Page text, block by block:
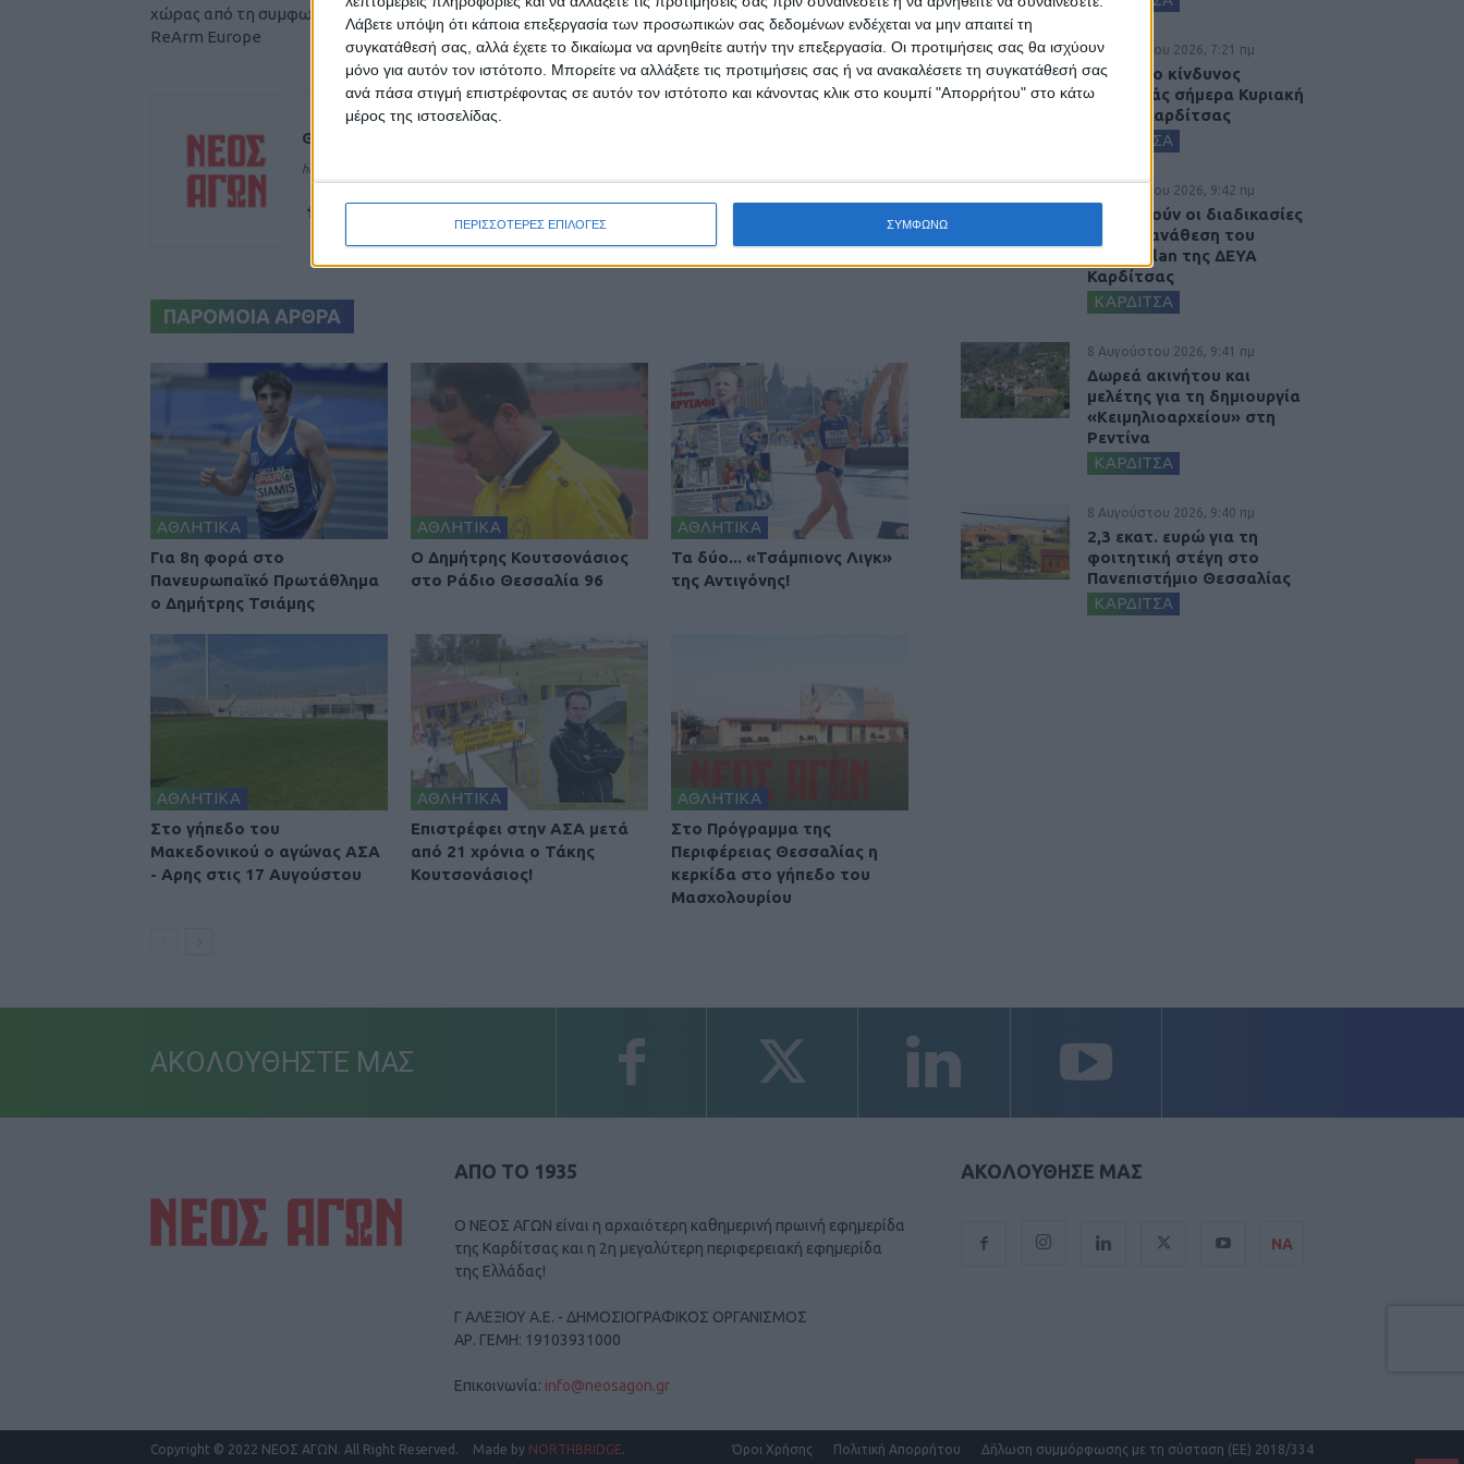
Λάβετε υπόψη ότι κάποια επεξεργασία των προσωπικών σας δεδομένων ενδέχεται να μην απαιτεί τη
συγκατάθεσή σας, αλλά έχετε το δικαίωμα να αρνηθείτε αυτήν την επεξεργασία. Οι προτιμήσεις σας θα ισχύουν
μόνο για αυτόν τον ιστότοπο. Μπορείτε να αλλάξετε τις προτιμήσεις σας ή να ανακαλέσετε τη συγκατάθεσή σας
ανά πάσα στιγμή επιστρέφοντας σε αυτόν τον ιστότοπο και κάνοντας κλικ στο κουμπί "Απορρήτου" στο κάτω
μέρος της ιστοσελίδας.
ΠΕΡΙΣΣΟΤΕΡΕΣ ΕΠΙΛΟΓΕΣ ΣΥΜΦΩΝΩ
χώρας από τη συμφωνία Mercosur και το
ReArm Europe
μετά από 16 χρόνια
Θεοδόσης Κατσάρας
https://neosagon.gr
ΠΑΡΟΜΟΙΑ ΑΡΘΡΑ
ΑΘΛΗΤΙΚΑ
Για 8η φορά στο
Πανευρωπαϊκό Πρωτάθλημα
ο Δημήτρης Τσιάμης
ΑΘΛΗΤΙΚΑ
Ο Δημήτρης Κουτσονάσιος
στο Ράδιο Θεσσαλία 96
ΑΘΛΗΤΙΚΑ
Τα δύο... «Τσάμπιονς Λιγκ»
της Αντιγόνης!
ΑΘΛΗΤΙΚΑ
Στο γήπεδο του
Μακεδονικού ο αγώνας ΑΣΑ
- Αρης στις 17 Αυγούστου
ΑΘΛΗΤΙΚΑ
Επιστρέφει στην ΑΣΑ μετά
από 21 χρόνια ο Τάκης
Κουτσονάσιος!
ΑΘΛΗΤΙΚΑ
Στο Πρόγραμμα της
Περιφέρειας Θεσσαλίας η
κερκίδα στο γήπεδο του
Μασχολουρίου
9 Αυγούστου 2026, 7:21 πμ
Υψηλός ο κίνδυνος
πυρκαγιάς σήμερα Κυριακή
στο Ν. Καρδίτσας
ΚΑΡΔΙΤΣΑ
8 Αυγούστου 2026, 9:42 πμ
Προχωρούν οι διαδικασίες
για την ανάθεση του
masterplan της ΔΕΥΑ
Καρδίτσας
ΚΑΡΔΙΤΣΑ
8 Αυγούστου 2026, 9:41 πμ
Δωρεά ακινήτου και
μελέτης για τη δημιουργία
«Κειμηλιοαρχείου» στη
Ρεντίνα
ΚΑΡΔΙΤΣΑ
8 Αυγούστου 2026, 9:40 πμ
2,3 εκατ. ευρώ για τη
φοιτητική στέγη στο
Πανεπιστήμιο Θεσσαλίας
ΚΑΡΔΙΤΣΑ
ΑΚΟΛΟΥΘΗΣΤΕ ΜΑΣ
ΑΠΟ ΤΟ 1935
Ο ΝΕΟΣ ΑΓΩΝ είναι η αρχαιότερη καθημερινή πρωινή εφημερίδα
της Καρδίτσας και η 2η μεγαλύτερη περιφερειακή εφημερίδα
της Ελλάδας!
Γ ΑΛΕΞΙΟΥ Α.Ε. - ΔΗΜΟΣΙΟΓΡΑΦΙΚΟΣ ΟΡΓΑΝΙΣΜΟΣ
ΑΡ. ΓΕΜΗ: 19103931000
Επικοινωνία: info@neosagon.gr
ΑΚΟΛΟΥΘΗΣΕ ΜΑΣ
ΝΑ
Όροι Χρήσης Πολιτική Απορρήτου Δήλωση συμμόρφωσης με τη σύσταση (ΕΕ) 2018/334
Copyright © 2022 ΝΕΟΣ ΑΓΩΝ. All Right Reserved. Made by NORTHBRIDGE.